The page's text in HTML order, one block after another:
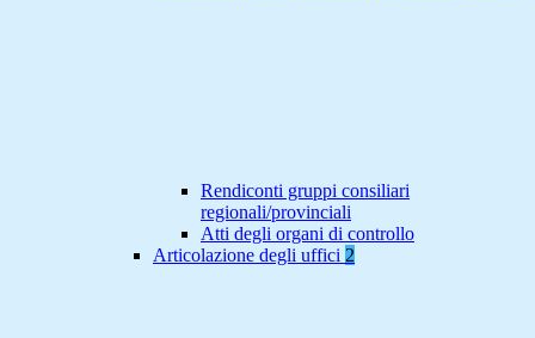
Rendiconti gruppi consiliari
regionali/provinciali
Atti degli organi di controllo
Articolazione degli uffici 2